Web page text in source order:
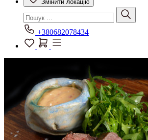
Змінити локацію
+380682078434